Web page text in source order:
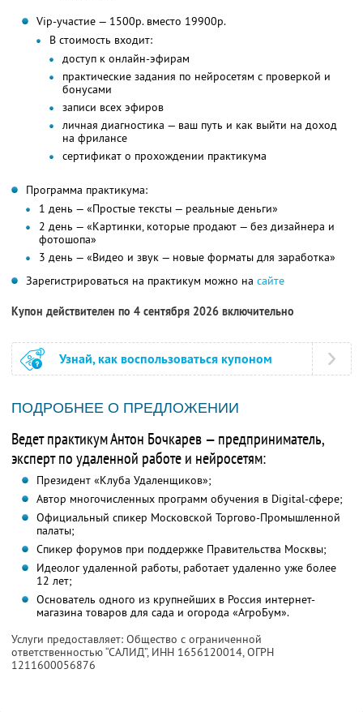
Vip-участие — 1500р. вместо 19900р.
В стоимость входит:
доступ к онлайн-эфирам
практические задания по нейросетям с проверкой и
бонусами
записи всех эфиров
личная диагностика — ваш путь и как выйти на доход
на фрилансе
сертификат о прохождении практикума
Программа практикума:
1 день — «Простые тексты — реальные деньги»
2 день — «Картинки, которые продают — без дизайнера и
фотошопа»
3 день — «Видео и звук — новые форматы для заработка»
Зарегистрироваться на практикум можно на сайте
Купон действителен по 4 сентября 2026 включительно
Узнай, как воспользоваться купоном
ПОДРОБНЕЕ О ПРЕДЛОЖЕНИИ
Ведет практикум Антон Бочкарев — предприниматель,
эксперт по удаленной работе и нейросетям:
Президент «Клуба Удаленщиков»;
Автор многочисленных программ обучения в Digital-сфере;
Официальный спикер Московской Торгово-Промышленной
палаты;
Спикер форумов при поддержке Правительства Москвы;
Идеолог удаленной работы, работает удаленно уже более
12 лет;
Основатель одного из крупнейших в Россия интернет-
магазина товаров для сада и огорода «АгроБум».
Услуги предоставляет: Общество с ограниченной
ответственностью “САЛИД”, ИНН 1656120014, ОГРН
1211600056876